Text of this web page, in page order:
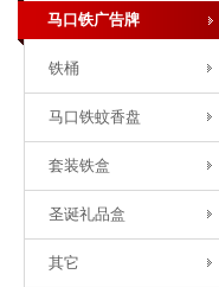
马口铁广告牌
铁桶
马口铁蚊香盘
套装铁盒
圣诞礼品盒
其它